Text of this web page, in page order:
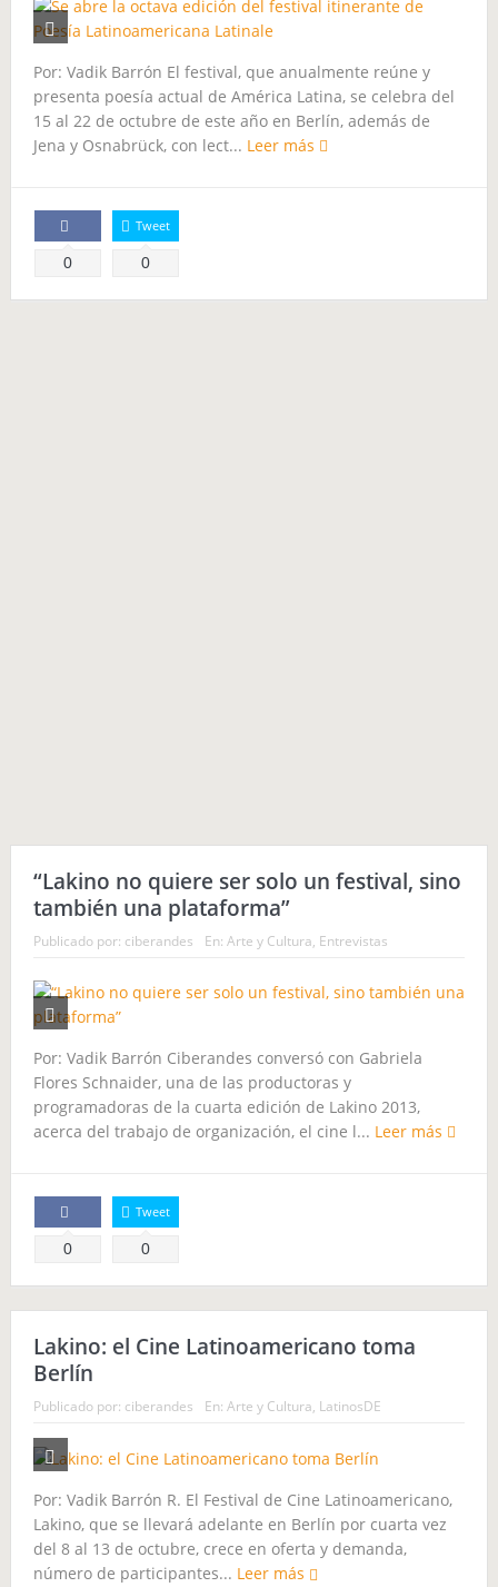
Por: Vadik Barrón El festival, que anualmente reúne y
presenta poesía actual de América Latina, se celebra del
15 al 22 de octubre de este año en Berlín, además de
Jena y Osnabrück, con lect... Leer más
Comparte
0
Tweet
0
“Lakino no quiere ser solo un festival, sino
también una plataforma”
Publicado por: ciberandes En: Arte y Cultura, Entrevistas
Por: Vadik Barrón Ciberandes conversó con Gabriela
Flores Schnaider, una de las productoras y
programadoras de la cuarta edición de Lakino 2013,
acerca del trabajo de organización, el cine l... Leer más
Comparte
0
Tweet
0
Lakino: el Cine Latinoamericano toma
Berlín
Publicado por: ciberandes En: Arte y Cultura, LatinosDE
Por: Vadik Barrón R. El Festival de Cine Latinoamericano,
Lakino, que se llevará adelante en Berlín por cuarta vez
del 8 al 13 de octubre, crece en oferta y demanda,
número de participantes... Leer más